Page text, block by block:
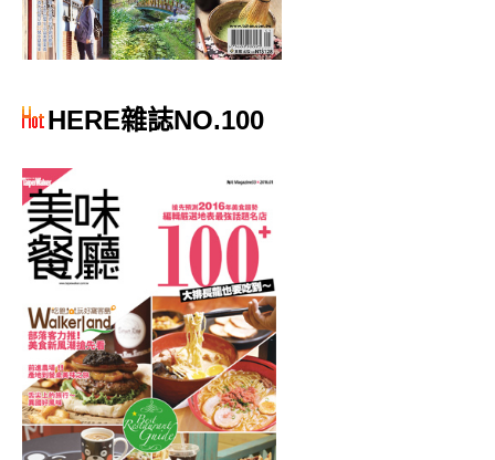
HERE雜誌NO.100